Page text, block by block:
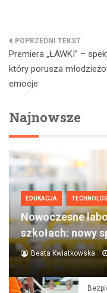
Nawigacja
wpisu
Premiera „ŁAWKI” –
który porusza
emocje
Najnowsze
EDUKACJA
Nowoczesne
szkołach: nowy
Beata Kwiatkowska